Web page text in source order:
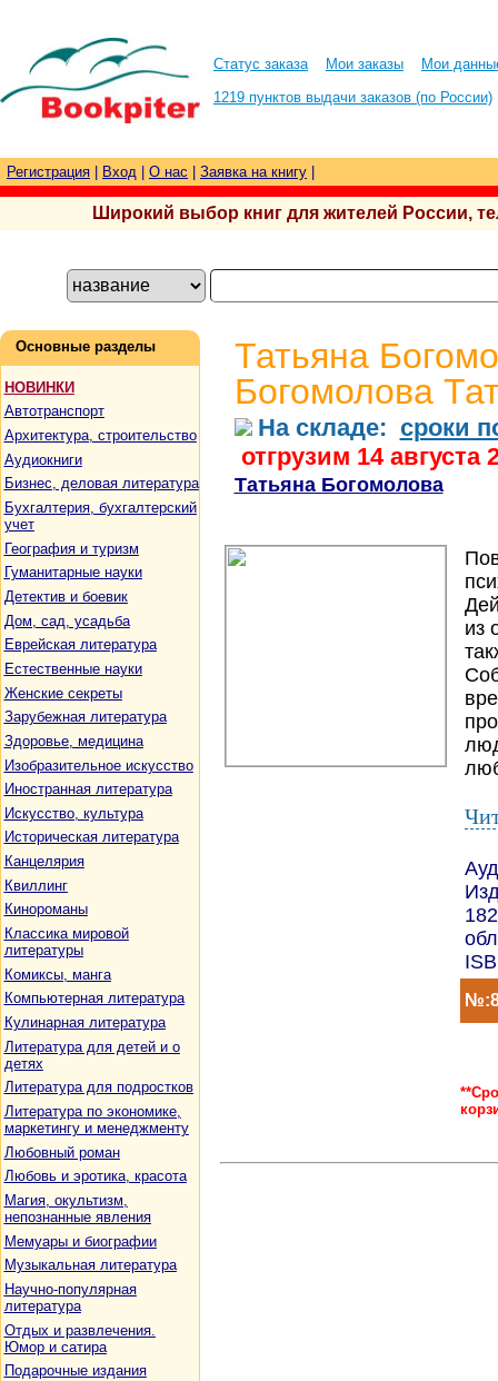
Статус заказа Мои заказы
Мои
1219 пунктов выдачи заказов (по России)
Регистрация Вход О нас Заявка на книгу
Широкий выбор книг для жителей России,
Основные разделы
НОВИНКИ
Автотранспорт
Архитектура, строительство
Аудиокниги
Бизнес, деловая литература
Бухгалтерия, бухгалтерский
учет
География и туризм
Гуманитарные науки
Детектив и боевик
Дом, сад, усадьба
Еврейская литература
Естественные науки
Женские секреты
Зарубежная литература
Здоровье, медицина
Изобразительное искусство
Иностранная литература
Искусство, культура
Историческая литература
Канцелярия
Квиллинг
Кинороманы
Классика мировой
литературы
Комиксы, манга
Компьютерная литература
Кулинарная литература
Литература для детей и о
детях
Литература для подростков
Литература по экономике,
маркетингу и менеджменту
Любовный роман
Любовь и эротика, красота
Магия, окультизм,
непознанные явления
Мемуары и биографии
Музыкальная литература
Научно-популярная
литература
Отдых и развлечения.
Юмор и сатира
Подарочные издания
Татьяна
Богомолова
На складе: сроки
отгрузим 14 августа
Татьяна Богомолова
из